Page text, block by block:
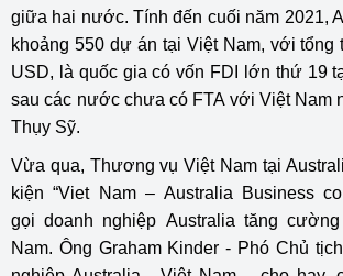
giữa hai nước. Tính đến cuối năm 2021,
khoảng 550 dự án tại Việt Nam, với tổng
USD, là quốc gia có vốn FDI lớn thứ 19
sau các nước chưa có FTA với Việt Nam
Thụy Sỹ.
Vừa qua, Thương vụ Việt Nam tại
kiện “Viet Nam – Australia Business
gọi doanh nghiệp Australia tăng
Nam. Ông Graham Kinder - Phó Chủ